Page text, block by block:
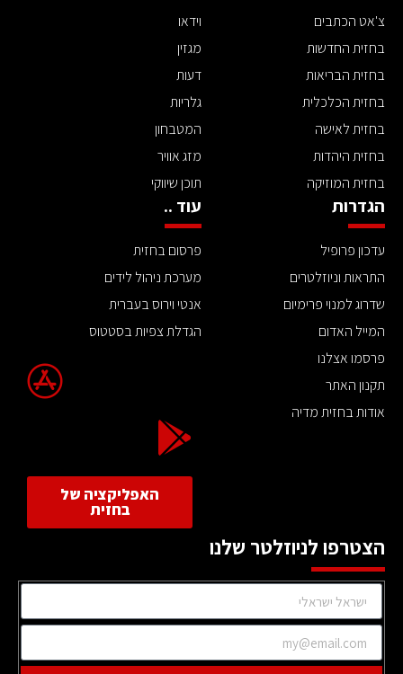
צ'אט הכתבים
בחזית החדשות
בחזית הבריאות
בחזית הכלכלית
בחזית לאישה
בחזית היהדות
בחזית המוזיקה
וידאו
מגזין
דעות
גלריות
המטבחון
מזג אוויר
תוכן שיווקי
הגדרות
עדכון פרופיל
התראות וניוזלטרים
שדרוג למנוי פרימיום
המייל האדום
פרסמו אצלנו
תקנון האתר
אודות בחזית מדיה
עוד ..
פרסום בחזית
מערכת ניהול לידים
אנטי וירוס בעברית
הגדלת צפיות בסטטוס
האפליקציה של
בחזית
הצטרפו לניוזלטר שלנו